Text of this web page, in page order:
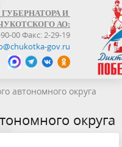
И
АО:
00 Факс: 2-29-19
gov.ru
автономного округа
округа